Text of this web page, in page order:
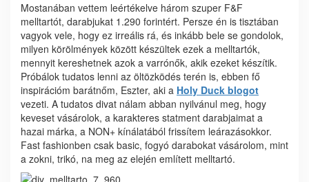
Mostanában vettem leértékelve három szuper F&F
melltartót, darabjukat 1.290 forintért. Persze én is tisztában
vagyok vele, hogy ez irreális rá, és inkább bele se gondolok,
milyen körölmények között készültek ezek a melltartók,
mennyit kereshetnek azok a varrónők, akik ezeket készítik.
Próbálok tudatos lenni az öltözködés terén is, ebben fő
inspirációm barátnőm, Eszter, aki a Holy Duck blogot
vezeti. A tudatos divat nálam abban nyilvánul meg, hogy
keveset vásárolok, a karakteres statment darabjaimat a
hazai márka, a NON+ kínálatából frissítem leárazásokkor.
Fast fashionben csak basic, fogyó darabokat vásárolom, mint
a zokni, trikó, na meg az elején említett melltartó.